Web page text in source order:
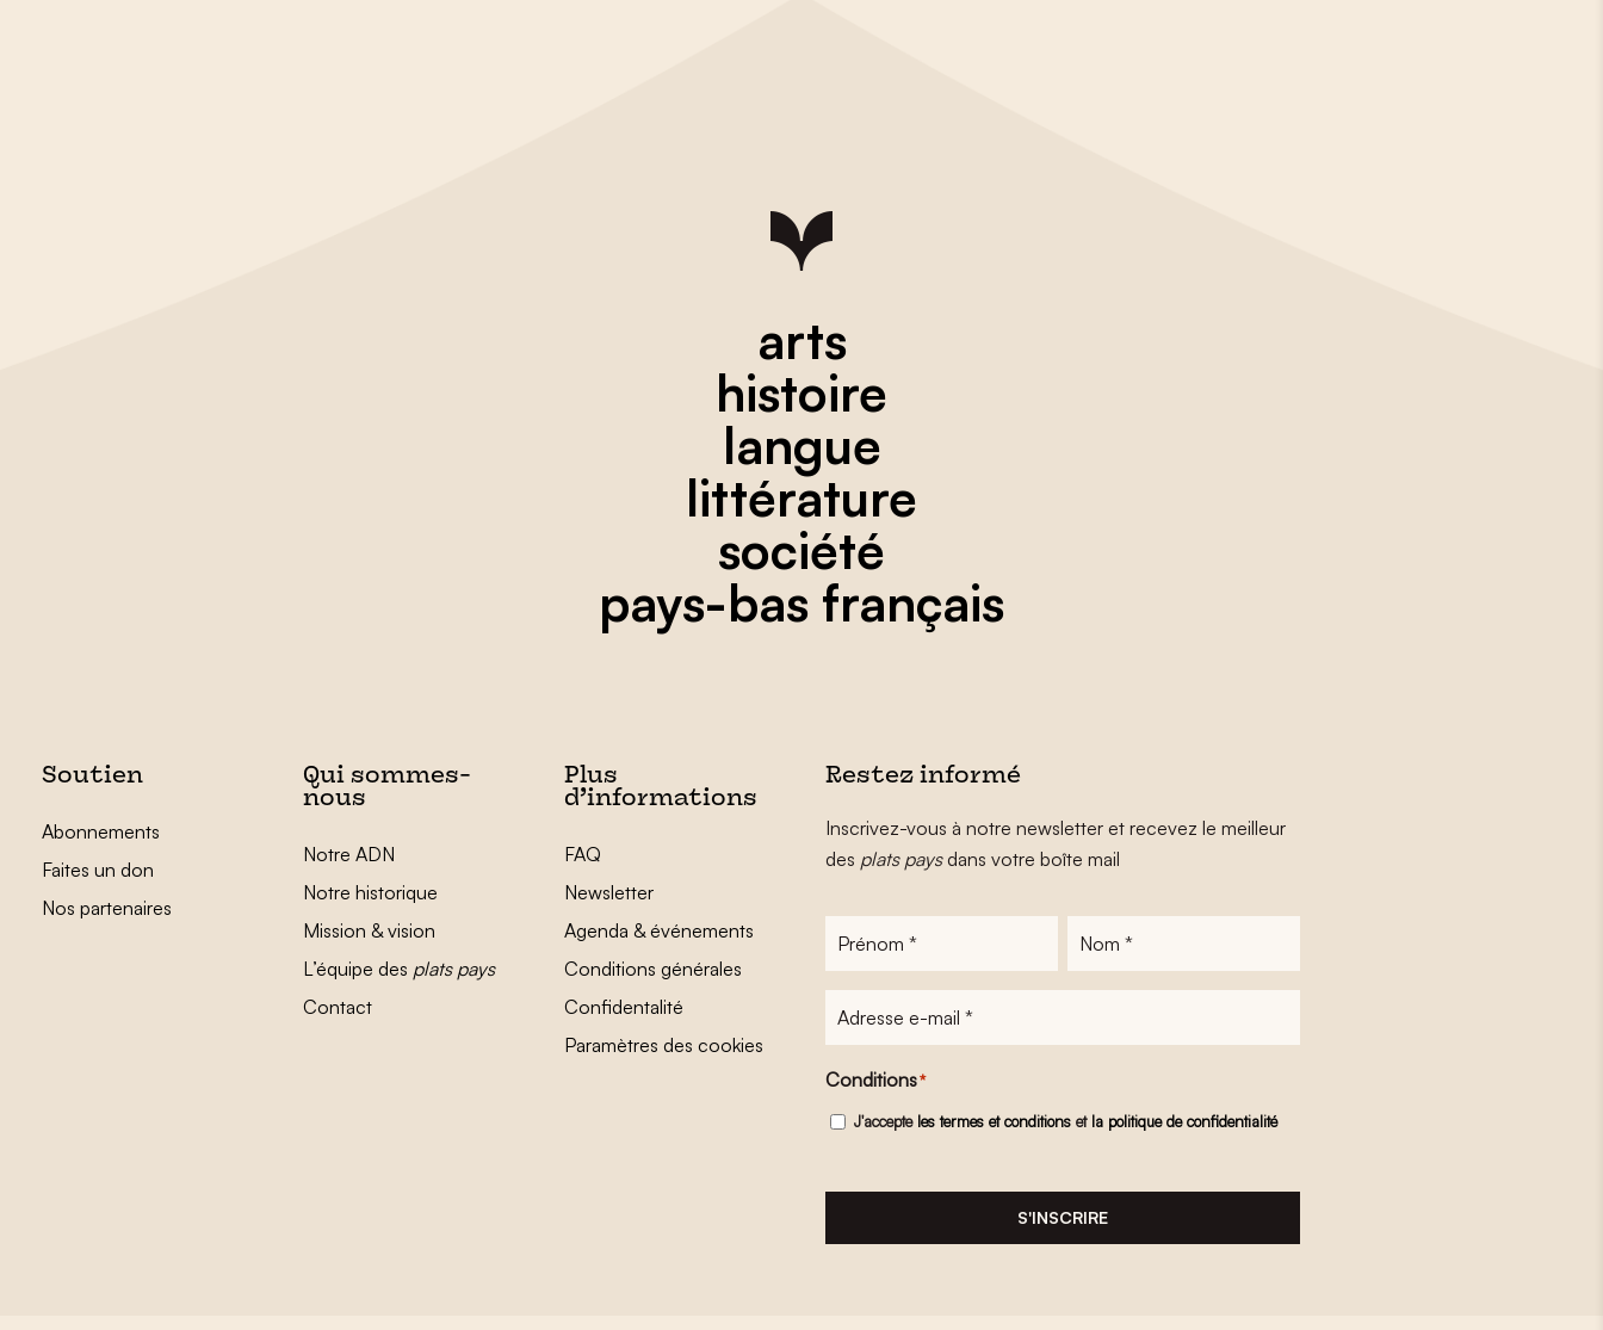
arts
histoire
langue
littérature
société
pays-bas français
Soutien
Abonnements
Faites un don
Nos partenaires
Qui sommes-
nous
Notre ADN
Notre historique
Mission & vision
L’équipe des plats pays
Contact
Plus
d’informations
FAQ
Newsletter
Agenda & événements
Conditions générales
Confidentalité
Paramètres des cookies
Restez informé
Inscrivez-vous à notre newsletter et recevez le meilleur
des plats paysdans votre boîte mail
Prénom Nom
Adresse
mail
Conditions*
J'accepte les termes et conditionset la politique de confidentialité
S'INSCRIRE